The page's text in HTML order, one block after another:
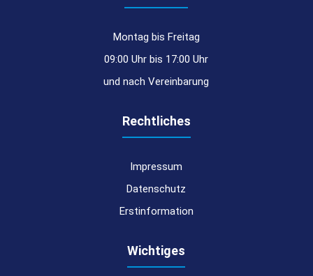
Montag bis Freitag
09:00 Uhr bis 17:00 Uhr
und nach Vereinbarung
Rechtliches
Impressum
Datenschutz
Erstinformation
Wichtiges